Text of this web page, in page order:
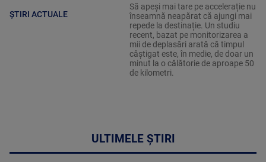
ȘTIRI ACTUALE
Să apeși mai tare pe accelerație nu
înseamnă neapărat că ajungi mai
repede la destinație. Un studiu
recent, bazat pe monitorizarea a
mii de deplasări arată că timpul
câștigat este, în medie, de doar un
minut la o călătorie de aproape 50
de kilometri.
ULTIMELE ȘTIRI